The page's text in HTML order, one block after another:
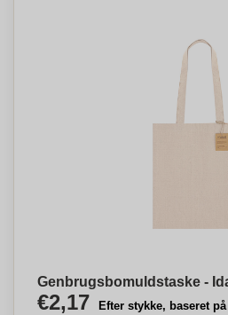
Genbrugsbomuldstaske -
€2,17 Efter stykke, baseret